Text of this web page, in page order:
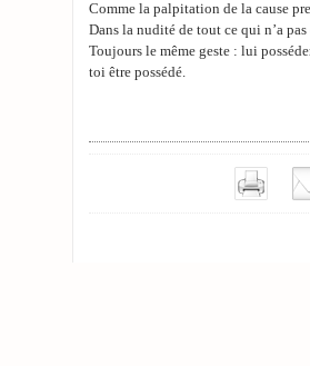
Comme la palpitation de la cause
Dans la nudité de tout ce qui n’a pas
Toujours le même geste : lui
toi être possédé.